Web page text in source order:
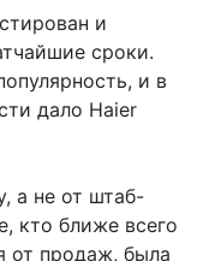
и
сроки.
и в
дало Haier
а не от штаб-
кто ближе всего
от продаж, была